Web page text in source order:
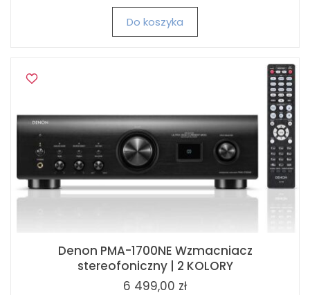
Do koszyka
Denon PMA-1700NE Wzmacniacz
stereofoniczny | 2 KOLORY
6 499,00 zł